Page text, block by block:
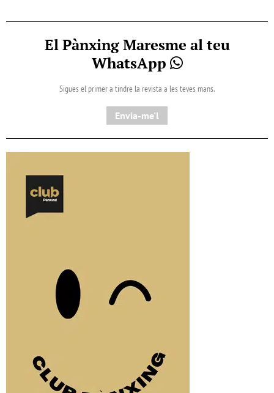
El Pànxing Maresme al teu
WhatsApp
Sigues el primer a tindre la revista a les teves mans.
Envia-me'l